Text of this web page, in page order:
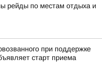
рейды по местам отдыха и
при поддержке
старт приема